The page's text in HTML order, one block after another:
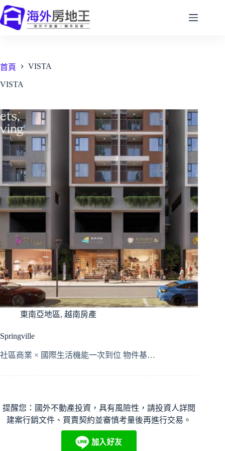
跳
至
容
首頁 VISTA
VISTA
東南亞地區, 越南房產
Springville
社區商業 × 國際生活機能一次到位 物件基…
提醒您：國外不動產投資，具有風險性，請投資人詳閱
建案行銷文件、買賣契約並審慎考量後再進行交易。